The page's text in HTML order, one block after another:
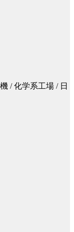
/ 化学系工場 / 日